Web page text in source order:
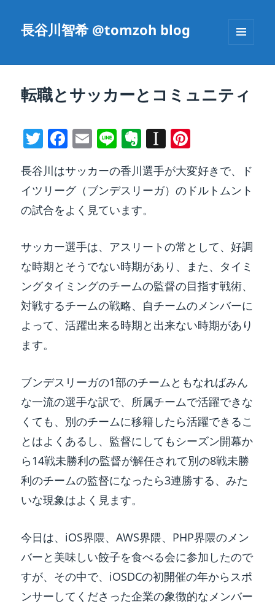
長谷川智希 @tomzoh blog
転職とサッカーとコミュニティ
T
w
itt
er
F
a
c
e
b
o
o
k
E
m
ai
l
Li
n
e
E
v
er
n
ot
In
st
a
p
p
er
er
e
長谷川はサッカーの香川選手が大変好きで、ド
イツリーグ（ブンデスリーガ）のドルトムント
の試合をよく見ています。
サッカー選手は、アスリートの常として、好調
な時期とそうでない時期があり、また、タイミ
ングタイミングのチームの監督の目指す戦術、
対戦するチームの戦略、自チームのメンバーに
よって、活躍出来る時期と出来ない時期があり
ます。
ブンデスリーガの1部のチームともなればみん
な一流の選手な訳で、所属チームで活躍できな
くても、別のチームに移籍したら活躍できるこ
とはよくあるし、監督にしてもシーズン開幕か
ら14戦未勝利の監督が解任されて別の8戦未勝
利のチームの監督になったら3連勝する、みた
いな現象はよく見ます。
今日は、iOS界隈、AWS界隈、PHP界隈のメン
バーと美味しい餃子を食べる会に参加したので
すが、その中で、iOSDCの初開催の年からスポ
ンサーしてくださった企業の象徴的なメンバー